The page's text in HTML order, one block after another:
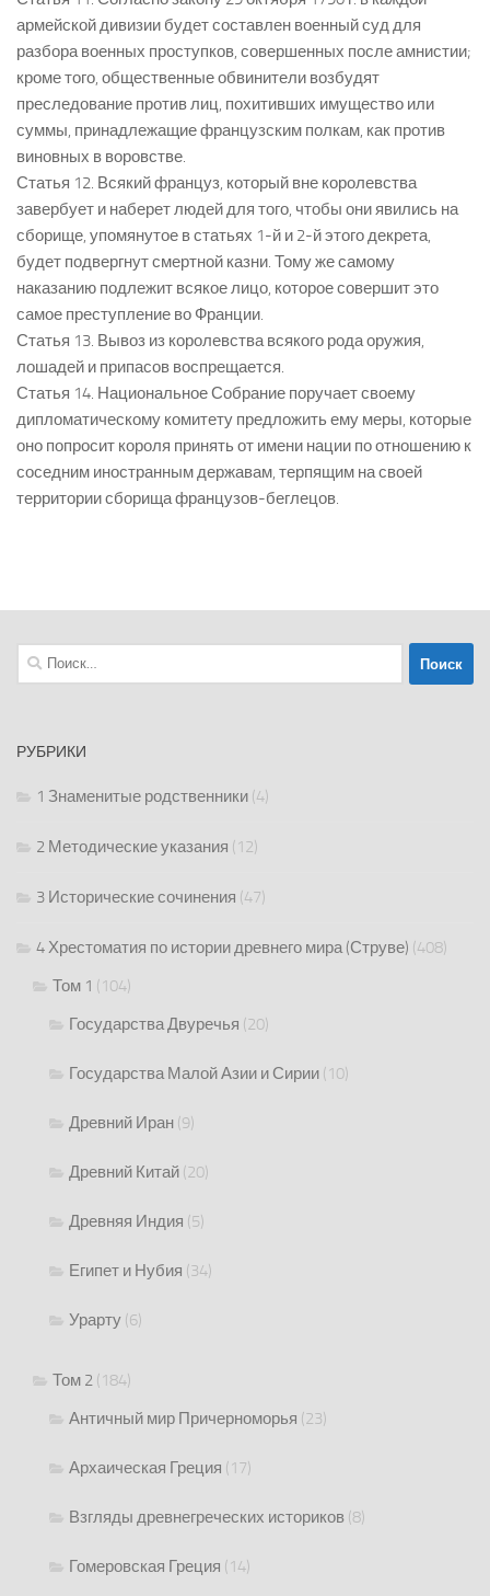
армейской дивизии будет составлен военный суд для
разбора военных проступков, совершенных после амнистии;
кроме того, общественные обвинители возбудят
преследование против лиц, похитивших имущество или
суммы, принадлежащие французским полкам, как против
виновных в воровстве.
Статья 12. Всякий француз, который вне королевства
завербует и наберет людей для того, чтобы они явились на
сборище, упомянутое в статьях 1-й и 2-й этого декрета,
будет подвергнут смертной казни. Тому же самому
наказанию подлежит всякое лицо, которое совершит это
самое преступление во Франции.
Статья 13. Вывоз из королевства всякого рода оружия,
лошадей и припасов воспрещается.
Статья 14. Национальное Собрание поручает своему
дипломатическому комитету предложить ему меры, которые
оно попросит короля принять от имени нации по отношению к
соседним иностранным державам, терпящим на своей
территории сборища французов-беглецов.
Найти:
РУБРИКИ
1 Знаменитые родственники (4)
2 Методические указания (12)
3 Исторические сочинения (47)
4 Хрестоматия по истории древнего мира (Струве) (408)
Том 1 (104)
Государства Двуречья (20)
Государства Малой Азии и Сирии (10)
Древний Иран (9)
Древний Китай (20)
Древняя Индия (5)
Египет и Нубия (34)
Урарту (6)
Том 2 (184)
Античный мир Причерноморья (23)
Архаическая Греция (17)
Взгляды древнегреческих историков (8)
Гомеровская Греция (14)